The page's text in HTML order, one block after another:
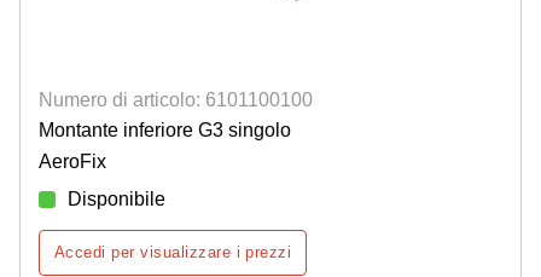
Numero di articolo: 6101100100
Montante inferiore G3 singolo
AeroFix
Disponibile
Accedi per visualizzare i prezzi